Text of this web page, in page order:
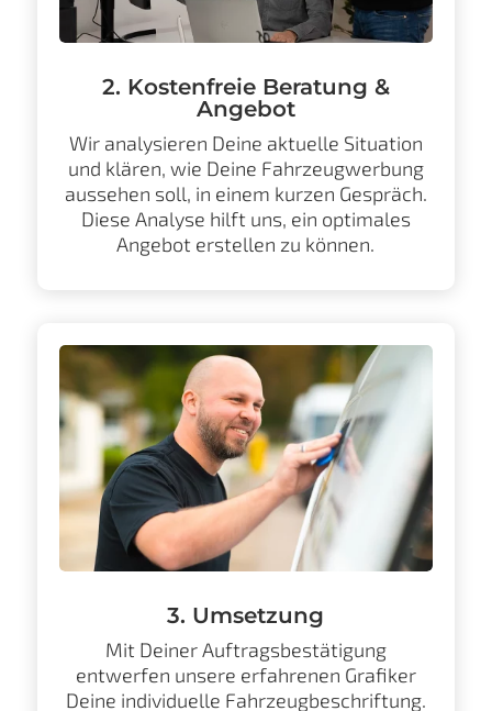
2. Kostenfreie Beratung &
Angebot
Wir analysieren Deine aktuelle Situation
und klären, wie Deine Fahrzeugwerbung
aussehen soll, in einem kurzen Gespräch.
Diese Analyse hilft uns, ein optimales
Angebot erstellen zu können.
3. Umsetzung
Mit Deiner Auftragsbestätigung
entwerfen unsere erfahrenen Grafiker
Deine individuelle Fahrzeugbeschriftung.